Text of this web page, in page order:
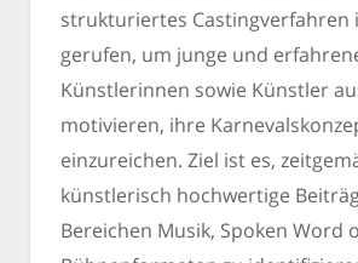
strukturiertes Castingverfahren
gerufen, um junge und
Künstlerinnen sowie Künstler
motivieren, ihre
einzureichen. Ziel ist es,
künstlerisch hochwertige
Bereichen Musik, Spoken Word